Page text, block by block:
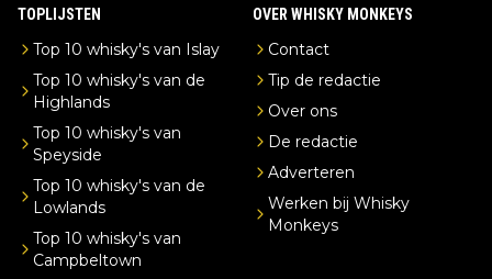
TOPLIJSTEN
Top 10 whisky's van Islay
Top 10 whisky's van de
Highlands
Top 10 whisky's van
Speyside
Top 10 whisky's van de
Lowlands
Top 10 whisky's van
Campbeltown
OVER WHISKY MONKEYS
Contact
Tip de redactie
Over ons
De redactie
Adverteren
Werken bij Whisky
Monkeys